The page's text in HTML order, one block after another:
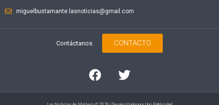
miguelbustamante.lasnoticias@gmail.com
Contáctanos CONTACTO